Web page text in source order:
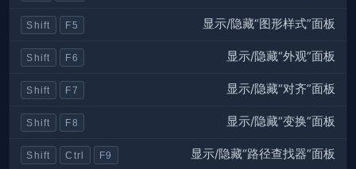
Shift F5 显示/隐藏“图形样式”面板
Shift F6 显示/隐藏“外观”面板
Shift F7 显示/隐藏“对齐”面板
Shift F8 显示/隐藏“变换”面板
Shift Ctrl F9 显示/隐藏“路径查找器”面板